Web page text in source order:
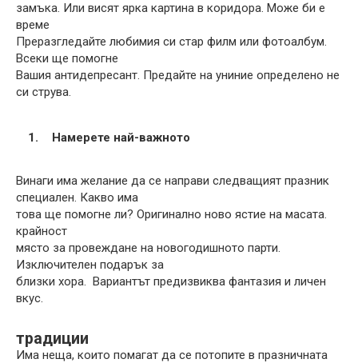
замъка. Или висят ярка картина в коридора. Може би е
време
Преразгледайте любимия си стар филм или фотоалбум.
Всеки ще помогне
Вашия антидепресант. Предайте на униние определено не
си струва.
Намерете най-важното
Винаги има желание да се направи следващият празник
специален. Какво има
това ще помогне ли? Оригинално ново ястие на масата.
крайност
място за провеждане на новогодишното парти.
Изключителен подарък за
близки хора. Вариантът предизвиква фантазия и личен
вкус.
традиции
Има неща, които помагат да се потопите в празничната